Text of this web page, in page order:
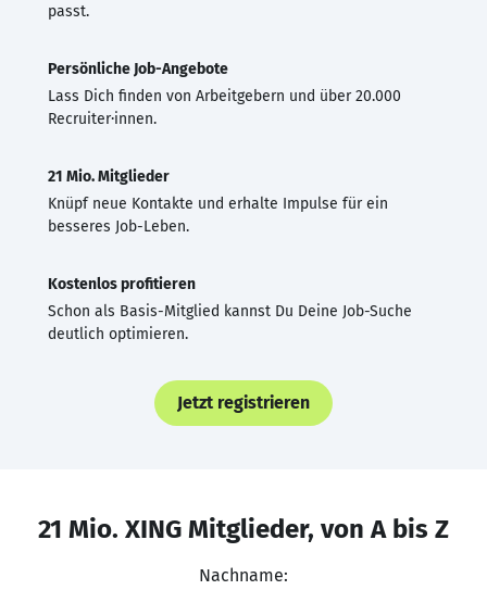
passt.
Persönliche Job-Angebote
Lass Dich finden von Arbeitgebern und über 20.000
Recruiter·innen.
21 Mio. Mitglieder
Knüpf neue Kontakte und erhalte Impulse für ein
besseres Job-Leben.
Kostenlos profitieren
Schon als Basis-Mitglied kannst Du Deine Job-Suche
deutlich optimieren.
Jetzt registrieren
21 Mio. XING Mitglieder, von A bis Z
Nachname: